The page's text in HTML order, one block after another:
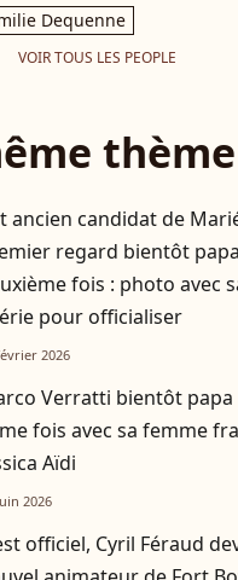
Dequenne
VOIR TOUS LES PEOPLE
thème
ancien candidat de
regard bientôt
fois : photo avec
pour officialiser
2026
Verratti bientôt papa
fois avec sa femme
Aïdi
2026
officiel, Cyril Féraud